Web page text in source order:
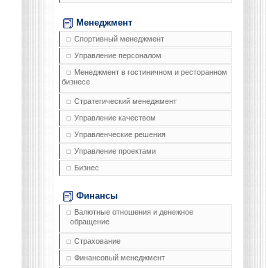
Менеджмент
Спортивный менеджмент
Управление персоналом
Менеджмент в гостиничном и ресторанном
бизнесе
Стратегический менеджмент
Управление качеством
Управленческие решения
Управление проектами
Бизнес
Финансы
Валютные отношения и денежное
обращение
Страхование
Финансовый менеджмент